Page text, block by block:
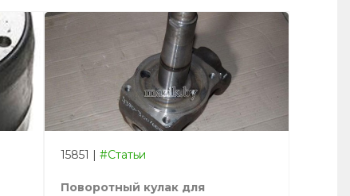
15851 | #Статьи
Поворотный кулак для